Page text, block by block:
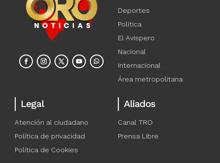
Deportes
Política
El Avispero
Nacional
Internacional
Área metropolitana
Legal
Atención al ciudadano
Política de privacidad
Política de Cookies
Aliados
Canal TRO
Prensa Libre